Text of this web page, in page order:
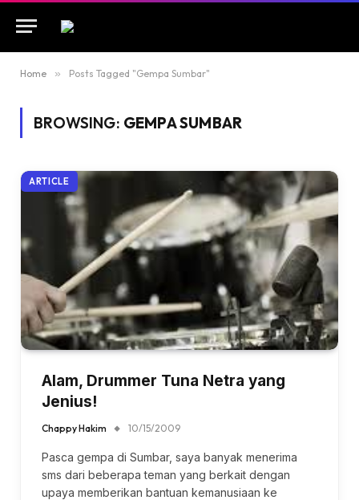
Home » Posts Tagged "Gempa Sumbar"
BROWSING: GEMPA SUMBAR
ARTICLE
Alam, Drummer Tuna Netra yang
Jenius!
Chappy Hakim 10/15/2009
Pasca gempa di Sumbar, saya banyak menerima
sms dari beberapa teman yang berkait dengan
upaya memberikan bantuan kemanusiaan ke